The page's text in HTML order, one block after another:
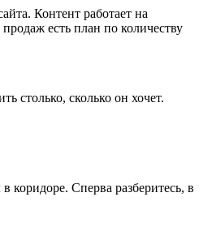
Контент работает на
есть план по количеству
столько, сколько он хочет.
коридоре. Сперва разберитесь, в